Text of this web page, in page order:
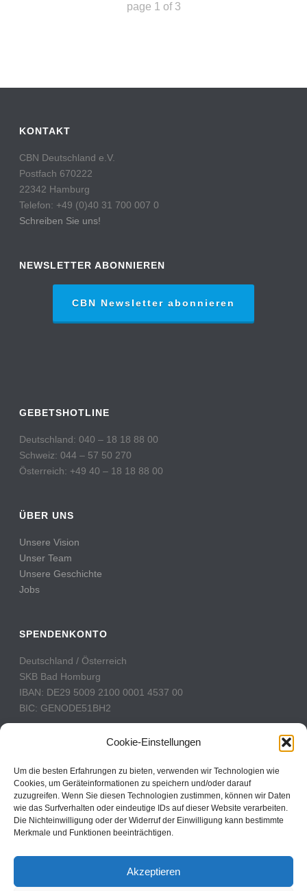
Cookie-Einstellungen
Um die besten Erfahrungen zu bieten, verwenden wir Technologien wie
Cookies, um Geräteinformationen zu speichern und/oder darauf
zuzugreifen. Wenn Sie diesen Technologien zustimmen, können wir Daten
wie das Surfverhalten oder eindeutige IDs auf dieser Website verarbeiten.
Die Nichteinwilligung oder der Widerruf der Einwilligung kann bestimmte
Merkmale und Funktionen beeinträchtigen.
Akzeptieren
page 1 of 3
KONTAKT
CBN Deutschland e.V.
Postfach 670222
22342 Hamburg
Telefon: +49 (0)40 31 700 007 0
Schreiben Sie uns!
NEWSLETTER ABONNIEREN
CBN Newsletter abonnieren
GEBETSHOTLINE
Deutschland: 040 – 18 18 88 00
Schweiz: 044 – 57 50 270
Österreich: +49 40 – 18 18 88 00
ÜBER UNS
Unsere Vision
Unser Team
Unsere Geschichte
Jobs
SPENDENKONTO
Deutschland / Österreich
SKB Bad Homburg
IBAN: DE29 5009 2100 0001 4537 00
BIC: GENODE51BH2
Konto: 60-742493-7
IBAN: CH31 0900 0000 6074 2493 7
BIC: POFICHBEXXX
CBN Deutschland © 2024
Kontakt